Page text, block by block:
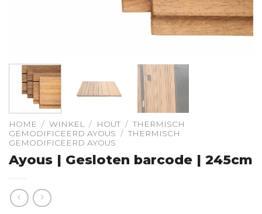
HOME / WINKEL / HOUT / THERMISCH
GEMODIFICEERD AYOUS / THERMISCH
GEMODIFICEERD AYOUS
Ayous | Gesloten barcode | 245cm